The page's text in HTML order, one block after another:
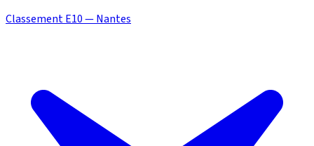
Classement E10 — Nantes